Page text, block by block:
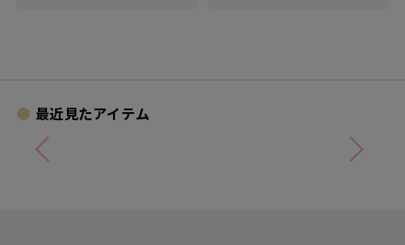
最近見たアイテム